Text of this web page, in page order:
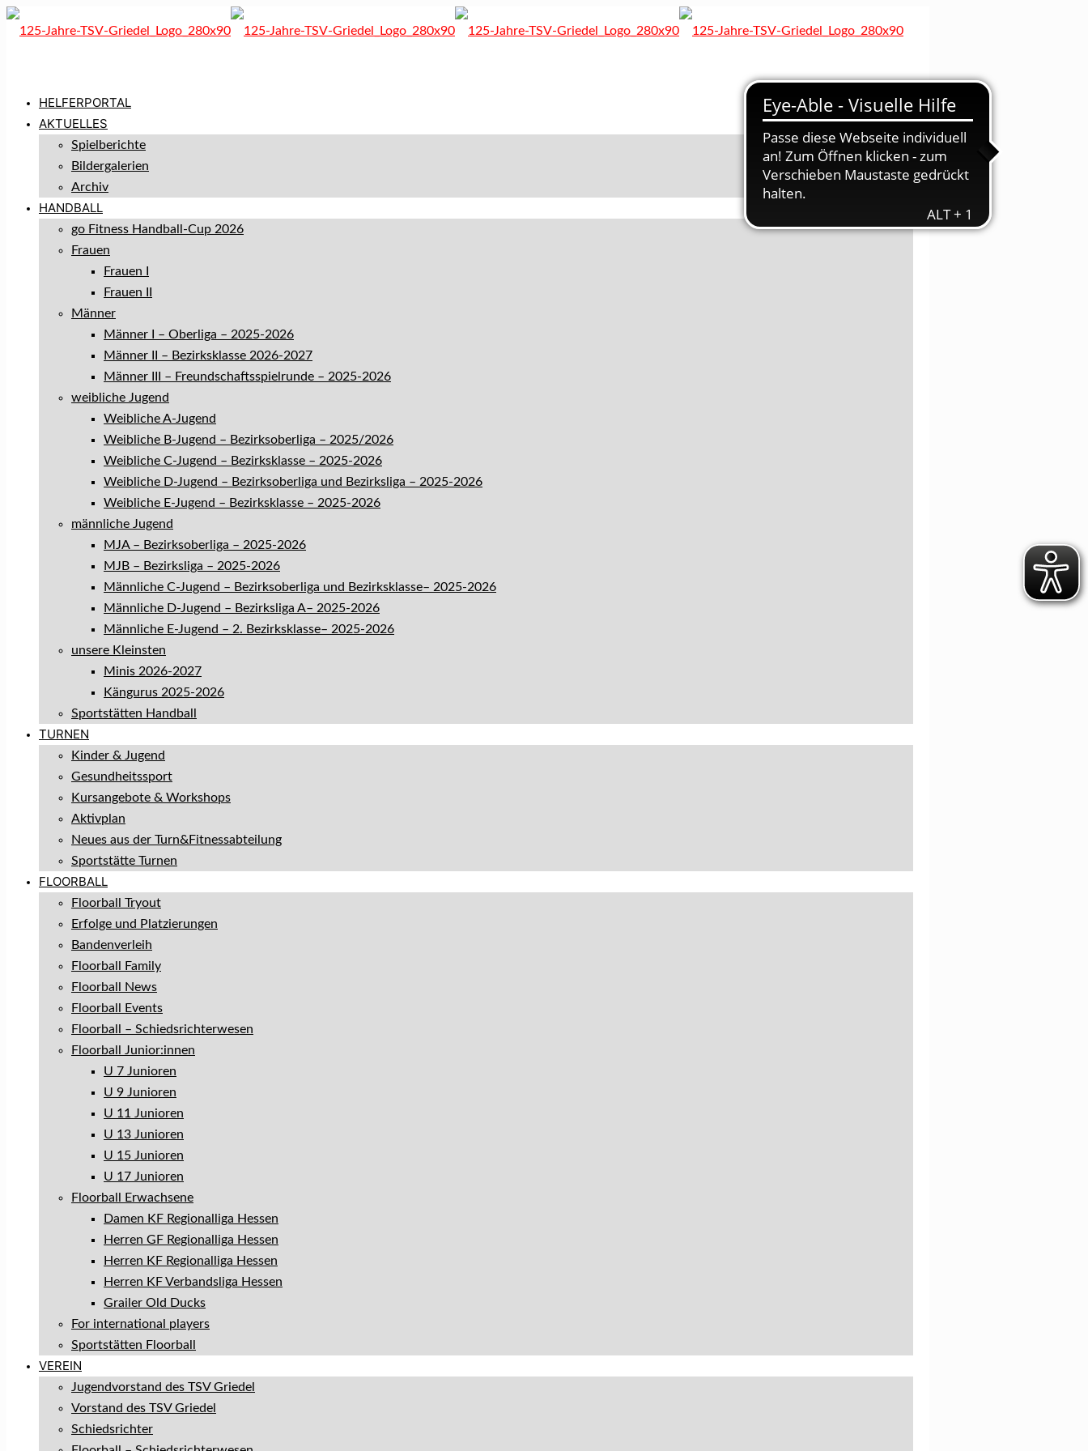
HELFERPORTAL
AKTUELLES
Spielberichte
Bildergalerien
Archiv
HANDBALL
go Fitness Handball-Cup 2026
Frauen
Frauen I
Frauen II
Männer
Männer I – Oberliga – 2025-2026
Männer II – Bezirksklasse 2026-2027
Männer III – Freundschaftsspielrunde – 2025-2026
weibliche Jugend
Weibliche A-Jugend
Weibliche B-Jugend – Bezirksoberliga – 2025/2026
Weibliche C-Jugend – Bezirksklasse – 2025-2026
Weibliche D-Jugend – Bezirksoberliga und Bezirksliga – 2025-2026
Weibliche E-Jugend – Bezirksklasse – 2025-2026
männliche Jugend
MJA – Bezirksoberliga – 2025-2026
MJB – Bezirksliga – 2025-2026
Männliche C-Jugend – Bezirksoberliga und Bezirksklasse– 2025-2026
Männliche D-Jugend – Bezirksliga A– 2025-2026
Männliche E-Jugend – 2. Bezirksklasse– 2025-2026
unsere Kleinsten
Minis 2026-2027
Kängurus 2025-2026
Sportstätten Handball
TURNEN
Kinder & Jugend
Gesundheitssport
Kursangebote & Workshops
Aktivplan
Neues aus der Turn&Fitnessabteilung
Sportstätte Turnen
FLOORBALL
Floorball Tryout
Erfolge und Platzierungen
Bandenverleih
Floorball Family
Floorball News
Floorball Events
Floorball – Schiedsrichterwesen
Floorball Junior:innen
U 7 Junioren
U 9 Junioren
U 11 Junioren
U 13 Junioren
U 15 Junioren
U 17 Junioren
Floorball Erwachsene
Damen KF Regionalliga Hessen
Herren GF Regionalliga Hessen
Herren KF Regionalliga Hessen
Herren KF Verbandsliga Hessen
Grailer Old Ducks
For international players
Sportstätten Floorball
VEREIN
Jugendvorstand des TSV Griedel
Vorstand des TSV Griedel
Schiedsrichter